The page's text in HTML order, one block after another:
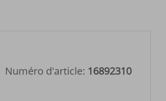
Numéro d'article: 16892310